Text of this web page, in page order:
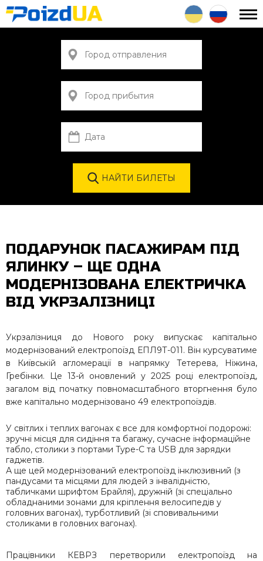
ПОДАРУНОК ПАСАЖИРАМ ПІД
ЯЛИНКУ – ЩЕ ОДНА
МОДЕРНІЗОВАНА ЕЛЕКТРИЧКА
ВІД УКРЗАЛІЗНИЦІ
Укрзалізниця до Нового року випускає капітально
модернізований електропоїзд ЕПЛ9Т-011. Він курсуватиме
в Київській агломерації в напрямку Тетерева, Ніжина,
Гребінки. Це 13-й оновлений у 2025 році електропоїзд,
загалом від початку повномасштабного вторгнення було
вже капітально модернізовано 49 електропоїздів.
У світлих і теплих вагонах є все для комфортної подорожі:
зручні місця для сидіння та багажу, сучасне інформаційне
табло, столики з портами Type-C та USB для зарядки
гаджетів.
А ще цей модернізований електропоїзд інклюзивний (з
пандусами та місцями для людей з інвалідністю,
табличками шрифтом Брайля), дружній (зі спеціально
обладнаними зонами для кріплення велосипедів у
головних вагонах), турботливий (зі сповивальними
столиками в головних вагонах).
Працівники КЕВРЗ перетворили електропоїзд на